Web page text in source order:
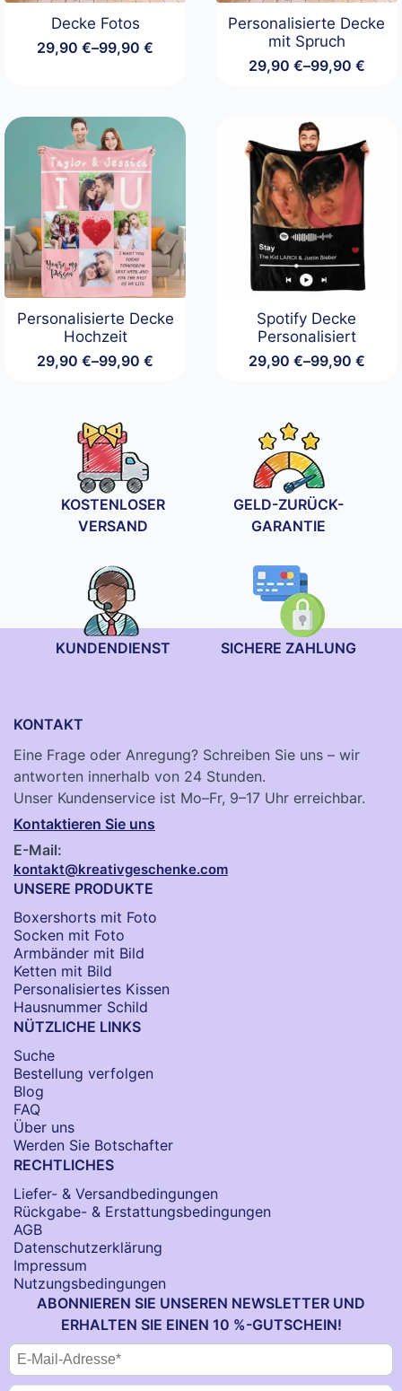
Decke Fotos
29,90€–99,90€
Preisspanne:
Personalisierte Decke
mit Spruch
29,90 €–99,90 €
Preisspanne:
99,90 €
Personalisierte Decke
Hochzeit
29,90€–99,90€
Preisspanne:
99,90 €
Spotify Decke
Personalisiert
29,90 €–99,90 €
Preisspanne:
KOSTENLOSER
VERSAND
GELD-ZURÜCK-
GARANTIE
KUNDENDIENST SICHERE ZAHLUNG
KONTAKT
Eine Frage oder Anregung? Schreiben Sie uns – wir
antworten innerhalb von 24 Stunden.
Unser Kundenservice ist Mo–Fr, 9–17 Uhr erreichbar.
Kontaktieren Sie uns
E-Mail:
kontakt@kreativgeschenke.com
UNSERE PRODUKTE
Boxershorts mit Foto
Socken​ mit Foto
Armbänder mit Bild​
Ketten mit Bild
Personalisiertes Kissen
Hausnummer Schild
NÜTZLICHE LINKS
Suche
Bestellung verfolgen
Blog
FAQ
Über uns
Werden Sie Botschafter
RECHTLICHES
Liefer- & Versandbedingungen
Rückgabe- & Erstattungsbedingungen
AGB
Datenschutzerklärung
Impressum
Nutzungsbedingungen
ABONNIEREN SIE UNSEREN NEWSLETTER UND
ERHALTEN SIE EINEN 10 %-GUTSCHEIN!